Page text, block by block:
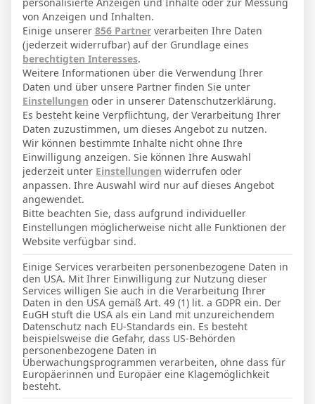
Voller Name
Aylola Lookman
Position Offensivspieler
Aktuelles Team Atletico Madrid
Nationalität
Geburtsort
London
Geburtstag 20. Oktober 1997
Alter 28
Gewicht (kg) 71
Größe (cm)
GESAMTE STATISTIK
La Liga 2025-2026
8 5 3 356′ 1 2 (0)
LETZTE BEGEGNUNGEN
Datum Ergebnis
von Anzeigen und Inhalten.
Einige unserer 856 Partner verarbeiten Ihre Daten
(jederzeit widerrufbar) auf der Grundlage eines
berechtigten Interesses.
Weitere Informationen über die Verwendung Ihrer
Daten und über unsere Partner finden Sie unter
Einstellungen oder in unserer Datenschutzerklärung.
Es besteht keine Verpflichtung, der Verarbeitung Ihrer
Daten zuzustimmen, um dieses Angebot zu nutzen.
Wir können bestimmte Inhalte nicht ohne Ihre
Einwilligung anzeigen. Sie können Ihre Auswahl
jederzeit unter Einstellungen widerrufen oder
anpassen. Ihre Auswahl wird nur auf dieses Angebot
angewendet.
Bitte beachten Sie, dass aufgrund individueller
Einstellungen möglicherweise nicht alle Funktionen der
Website verfügbar sind.
Einige Services verarbeiten personenbezogene Daten in
den USA. Mit Ihrer Einwilligung zur Nutzung dieser
Services willigen Sie auch in die Verarbeitung Ihrer
Daten in den USA gemäß Art. 49 (1) lit. a GDPR ein. Der
EuGH stuft die USA als ein Land mit unzureichendem
Datenschutz nach EU-Standards ein. Es besteht
beispielsweise die Gefahr, dass US-Behörden
personenbezogene Daten in
Überwachungsprogrammen verarbeiten, ohne dass für
Europäerinnen und Europäer eine Klagemöglichkeit
besteht.